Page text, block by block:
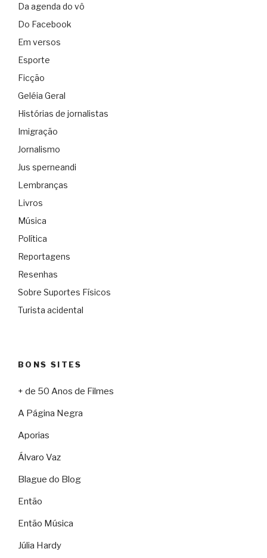
Da agenda do vô
Do Facebook
Em versos
Esporte
Ficção
Geléia Geral
Histórias de jornalistas
Imigração
Jornalismo
Jus sperneandi
Lembranças
Livros
Música
Política
Reportagens
Resenhas
Sobre Suportes Físicos
Turista acidental
BONS SITES
+ de 50 Anos de Filmes
A Página Negra
Aporias
Álvaro Vaz
Blague do Blog
Então
Então Música
Júlia Hardy